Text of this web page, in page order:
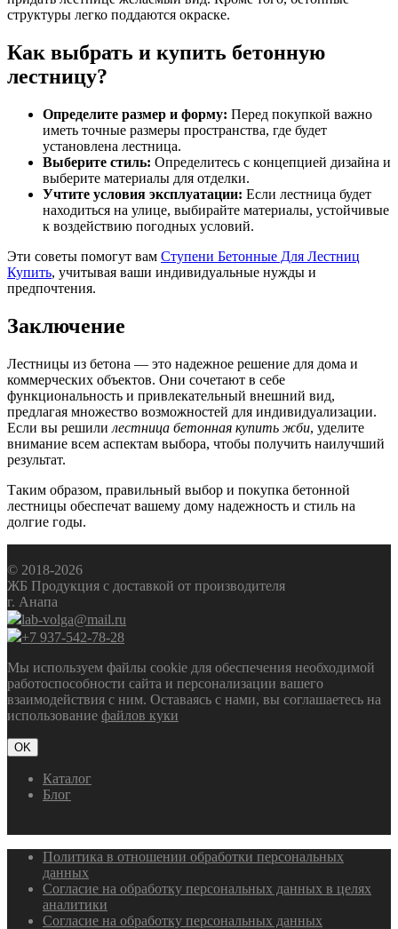
структуры легко поддаются окраске.
Как выбрать и купить бетонную
лестницу?
Определите размер и форму: Перед покупкой важно
иметь точные размеры пространства, где будет
установлена лестница.
Выберите стиль: Определитесь с концепцией дизайна и
выберите материалы для отделки.
Учтите условия эксплуатации: Если лестница будет
находиться на улице, выбирайте материалы, устойчивые
к воздействию погодных условий.
Эти советы помогут вам Ступени Бетонные Для Лестниц
Купить, учитывая ваши индивидуальные нужды и
предпочтения.
Заключение
Лестницы из бетона — это надежное решение для дома и
коммерческих объектов. Они сочетают в себе
функциональность и привлекательный внешний вид,
предлагая множество возможностей для индивидуализации.
Если вы решили лестница бетонная купить жби, уделите
внимание всем аспектам выбора, чтобы получить наилучший
результат.
Таким образом, правильный выбор и покупка бетонной
лестницы обеспечат вашему дому надежность и стиль на
долгие годы.
© 2018-2026
ЖБ Продукция с доставкой от производителя
г. Анапа
lab-volga@mail.ru
+7 937-542-78-28
Мы используем файлы cookie для обеспечения необходимой
работоспособности сайта и персонализации вашего
взаимодействия с ним. Оставаясь с нами, вы соглашаетесь на
использование файлов куки
OK
Каталог
Блог
Политика в отношении обработки персональных
данных
Согласие на обработку персональных данных в целях
аналитики
Согласие на обработку персональных данных